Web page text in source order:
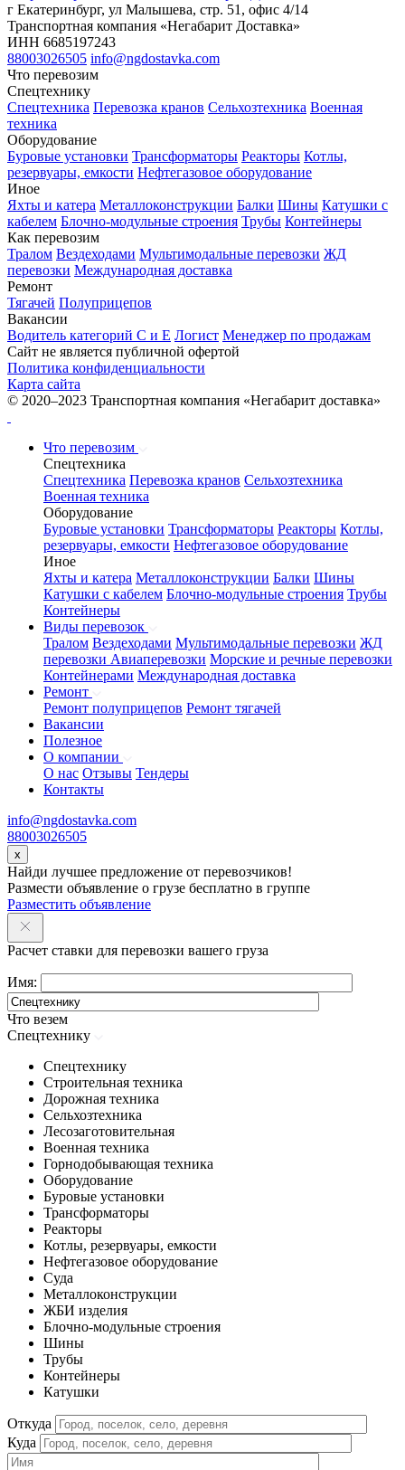
г Екатеринбург, ул Малышева, стр. 51, офис 4/14
Транспортная компания «Негабарит Доставка»
ИНН 6685197243
88003026505 info@ngdostavka.com
Что перевозим
Спецтехнику
Спецтехника Перевозка кранов Сельхозтехника Военная
техника
Оборудование
Буровые установки Трансформаторы Реакторы Котлы,
резервуары, емкости Нефтегазовое оборудование
Иное
Яхты и катера Металлоконструкции Балки Шины Катушки с
кабелем Блочно-модульные строения Трубы Контейнеры
Как перевозим
Тралом Вездеходами Мультимодальные перевозки ЖД
перевозки Международная доставка
Ремонт
Тягачей Полуприцепов
Вакансии
Водитель категорий С и Е Логист Менеджер по продажам
Сайт не является публичной офертой
Политика конфиденциальности
Карта сайта
© 2020–2023 Транспортная компания «Негабарит доставка»
Что перевозим
Спецтехника
Спецтехника Перевозка кранов Сельхозтехника
Военная техника
Оборудование
Буровые установки Трансформаторы Реакторы Котлы,
резервуары, емкости Нефтегазовое оборудование
Иное
Яхты и катера Металлоконструкции Балки Шины
Катушки с кабелем Блочно-модульные строения Трубы
Контейнеры
Виды перевозок
Тралом Вездеходами Мультимодальные перевозки ЖД
перевозки Авиаперевозки Морские и речные перевозки
Контейнерами Международная доставка
Ремонт
Ремонт полуприцепов Ремонт тягачей
Вакансии
Полезное
О компании
О нас Отзывы Тендеры
Контакты
info@ngdostavka.com
88003026505
x
Найди лучшее предложение от перевозчиков!
Размести объявление о грузе бесплатно в группе
Разместить объявление
Расчет ставки для перевозки вашего груза
Имя:
Что везем
Спецтехнику
Спецтехнику
Строительная техника
Дорожная техника
Сельхозтехника
Лесозаготовительная
Военная техника
Горнодобывающая техника
Оборудование
Буровые установки
Трансформаторы
Реакторы
Котлы, резервуары, емкости
Нефтегазовое оборудование
Cуда
Металлоконструкции
ЖБИ изделия
Блочно-модульные строения
Шины
Трубы
Контейнеры
Катушки
Откуда
Куда